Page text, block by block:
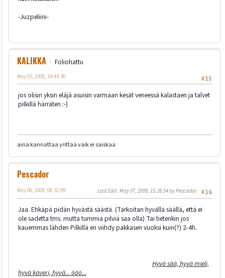
-Juzpeliini-
KALIKKA
Foliohattu
#15
May 05, 2009, 19:44:36
jos olisin yksin eläjä asuisin varmaan kesät veneessä kalastaen ja talvet
pilkillä härräten :-)
aina kannattaa yrittää vaik ei saiskaa
Pescador
#16
May 06, 2009, 08:32:09 Last Edit: May 07, 2009, 15:26:54 by Pescador
Jaa. Ehkäpä pidän hyvästä säästä. (Tarkoitan hyvällä säällä, että ei
ole sadetta tms. mutta tummia pilviä saa olla) Tai tietenkin jos
kauemmas lähden Pilkillä en viihdy pakkasen vuoksi kuin(?) 2-4h.
Hyvä sää, hyvä mieli,
hyvä kaveri, hyvä... ööö...